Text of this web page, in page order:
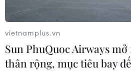
vietnamplus.vn
Sun PhuQuoc Airways
thân rộng, mục tiêu bay